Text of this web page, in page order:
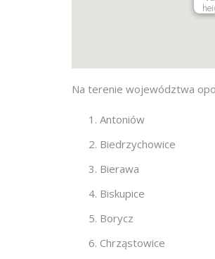
Na terenie województwa
Antoniów
Biedrzychowice
Bierawa
Biskupice
Borycz
Chrząstowice